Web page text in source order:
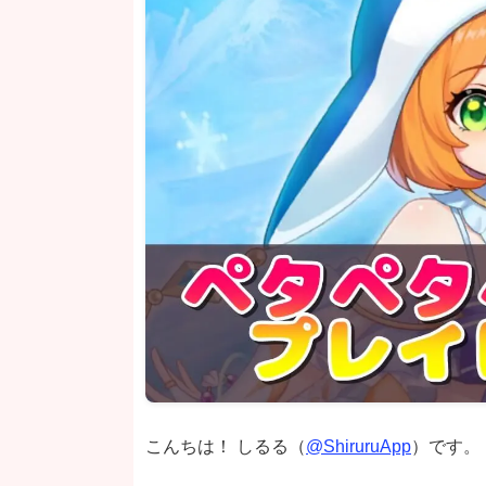
こんちは！ しるる（@ShiruruApp）です。